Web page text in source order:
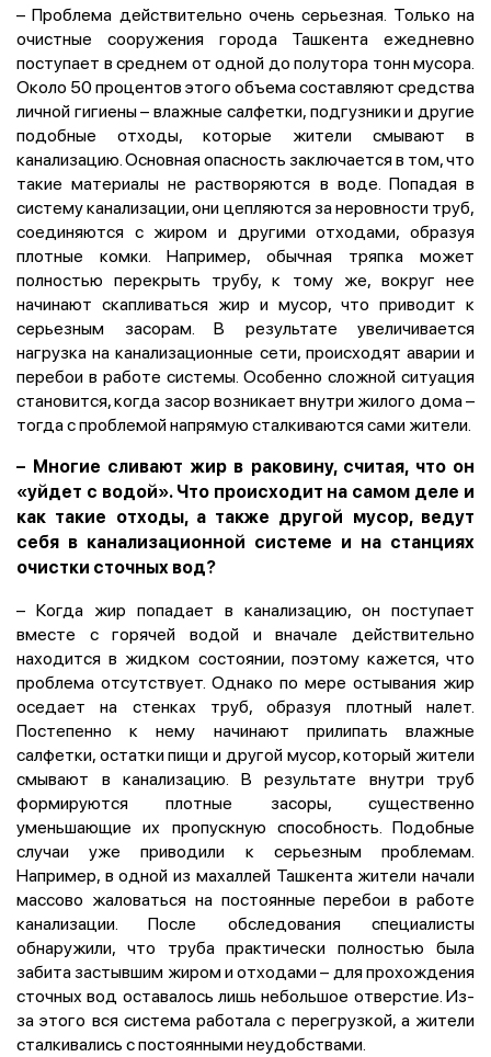
– Проблема действительно очень серьезная. Только на
очистные сооружения города Ташкента ежедневно
поступает в среднем от одной до полутора тонн мусора.
Около 50 процентов этого объема составляют средства
личной гигиены – влажные салфетки, подгузники и другие
подобные отходы, которые жители смывают в
канализацию. Основная опасность заключается в том, что
такие материалы не растворяются в воде. Попадая в
систему канализации, они цепляются за неровности труб,
соединяются с жиром и другими отходами, образуя
плотные комки. Например, обычная тряпка может
полностью перекрыть трубу, к тому же, вокруг нее
начинают скапливаться жир и мусор, что приводит к
серьезным засорам. В результате увеличивается
нагрузка на канализационные сети, происходят аварии и
перебои в работе системы. Особенно сложной ситуация
становится, когда засор возникает внутри жилого дома –
тогда с проблемой напрямую сталкиваются сами жители.
– Многие сливают жир в раковину, считая, что он
«уйдет с водой». Что происходит на самом деле и
как такие отходы, а также другой мусор, ведут
себя в канализационной системе и на станциях
очистки сточных вод?
– Когда жир попадает в канализацию, он поступает
вместе с горячей водой и вначале действительно
находится в жидком состоянии, поэтому кажется, что
проблема отсутствует. Однако по мере остывания жир
оседает на стенках труб, образуя плотный налет.
Постепенно к нему начинают прилипать влажные
салфетки, остатки пищи и другой мусор, который жители
смывают в канализацию. В результате внутри труб
формируются плотные засоры, существенно
уменьшающие их пропускную способность. Подобные
случаи уже приводили к серьезным проблемам.
Например, в одной из махаллей Ташкента жители начали
массово жаловаться на постоянные перебои в работе
канализации. После обследования специалисты
обнаружили, что труба практически полностью была
забита застывшим жиром и отходами – для прохождения
сточных вод оставалось лишь небольшое отверстие. Из-
за этого вся система работала с перегрузкой, а жители
сталкивались с постоянными неудобствами.